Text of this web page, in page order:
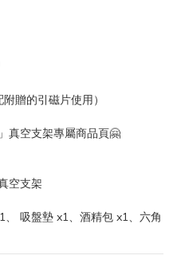
贈的引磁片使用）
真空支架專屬商品頁🤗
空支架
吸盤墊 x1、酒精包 x1、六角